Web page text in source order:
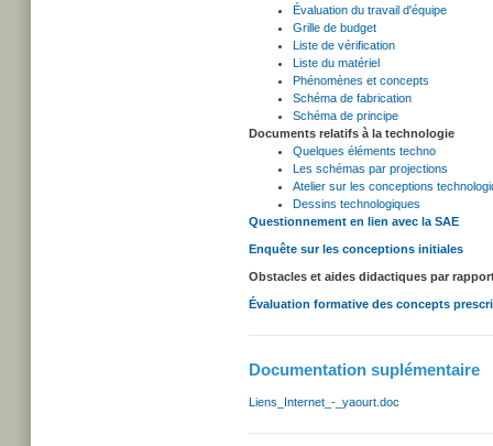
Évaluation du travail d'équipe
Grille de budget
Liste de vérification
Liste du matériel
Phénomènes et concepts
Schéma de fabrication
Schéma de principe
Documents relatifs à la technologie
Quelques éléments techno
Les schémas par projections
Atelier sur les conceptions
Dessins technologiques
Questionnement en lien avec la SAE
Enquête sur les conceptions initiales
Obstacles et aides didactiques par
Évaluation formative des concepts
Documentation suplémentaire
Liens_Internet_-_yaourt.doc